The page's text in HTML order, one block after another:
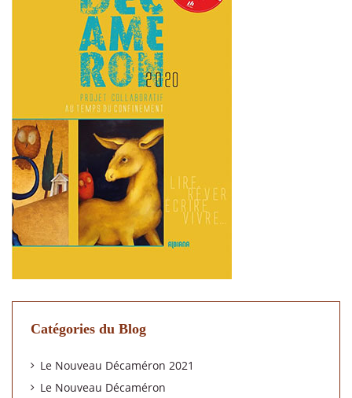
Catégories du Blog
Le Nouveau Décaméron 2021
Le Nouveau Décaméron